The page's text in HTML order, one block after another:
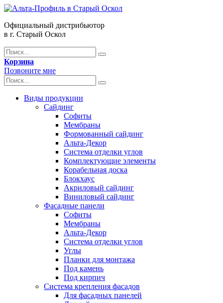
Официальный дистрибьютор
в г. Старый Оскол
Корзина
Позвоните мне
Виды продукции
Сайдинг
Софиты
Мембраны
Формованный сайдинг
Альта-Декор
Система отделки углов
Комплектующие элементы
Корабельная доска
Блокхаус
Акриловый сайдинг
Виниловый сайдинг
Фасадные панели
Софиты
Мембраны
Альта-Декор
Система отделки углов
Углы
Планки для монтажа
Под камень
Под кирпич
Система крепления фасадов
Для фасадных панелей